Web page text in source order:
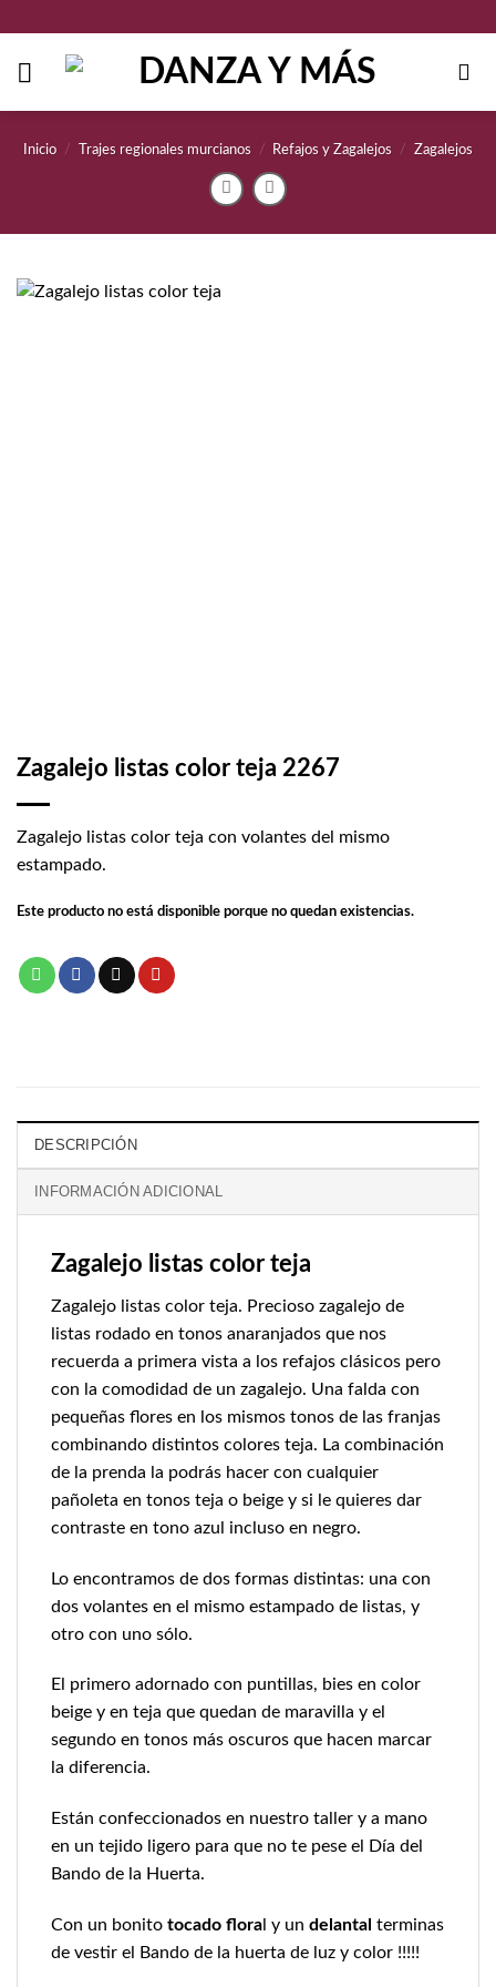
contenido
Inicio / Trajes regionales murcianos / Refajos y Zagalejos / Zagalejos
Zagalejo listas color teja 2267
Zagalejo listas color teja con volantes del mismo
estampado.
Este producto no está disponible porque no quedan existencias.
DESCRIPCIÓN
INFORMACIÓN ADICIONAL
Zagalejo listas color teja
Zagalejo listas color teja. Precioso zagalejo de
listas rodado en tonos anaranjados que nos
recuerda a primera vista a los refajos clásicos pero
con la comodidad de un zagalejo. Una falda con
pequeñas flores en los mismos tonos de las franjas
combinando distintos colores teja. La combinación
de la prenda la podrás hacer con cualquier
pañoleta en tonos teja o beige y si le quieres dar
contraste en tono azul incluso en negro.
Lo encontramos de dos formas distintas: una con
dos volantes en el mismo estampado de listas, y
otro con uno sólo.
El primero adornado con puntillas, bies en color
beige y en teja que quedan de maravilla y el
segundo en tonos más oscuros que hacen marcar
la diferencia.
Están confeccionados en nuestro taller y a mano
en un tejido ligero para que no te pese el Día del
Bando de la Huerta.
Con un bonito tocado flora l y un delantal terminas
de vestir el Bando de la huerta de luz y color !!!!!